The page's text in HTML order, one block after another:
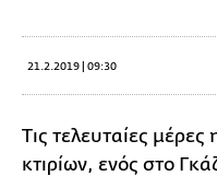
21.2.2019 | 09:30
Τις τελευταίες
κτιρίων, ενός στο